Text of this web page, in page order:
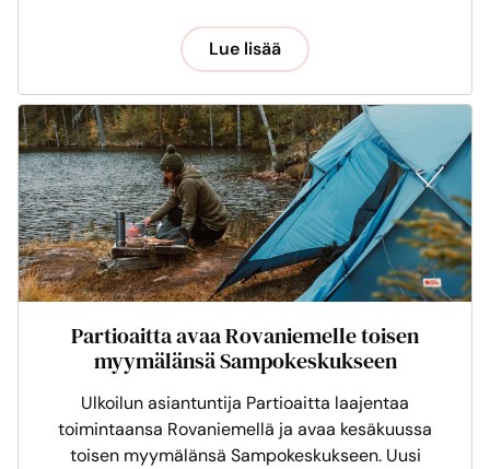
Lue lisää
Partioaitta avaa Rovaniemelle toisen
myymälänsä Sampokeskukseen
Ulkoilun asiantuntija Partioaitta laajentaa
toimintaansa Rovaniemellä ja avaa kesäkuussa
toisen myymälänsä Sampokeskukseen. Uusi